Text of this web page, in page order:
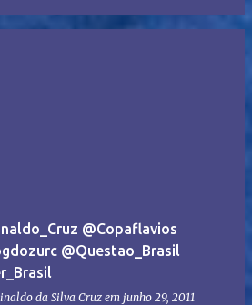
@Copaflavios
@Questao_Brasil
da Silva Cruz em junho 29, 2011